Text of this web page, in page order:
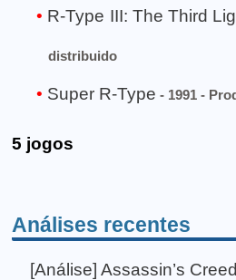
R-Type III: The Third
distribuido
Super R-Type - 1991 -
5 jogos
Análises recentes
[Análise] Assassin’s